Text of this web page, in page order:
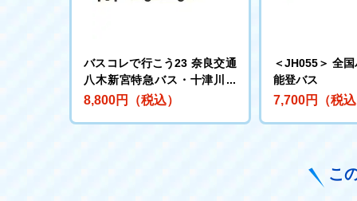
バスコレで行こう23 奈良交通
八木新宮特急バス・十津川村
営バス2台セット
8,800円（税込）
＜JH055＞ 全
能登バス
7,700円（税
こ